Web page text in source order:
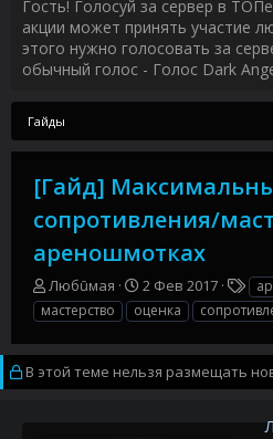
Гость! Голосуй за сервер в
акции может принять участие
этого нужно голосовать за
обычный голос - Голос Dark
Гайды
[Гайд]
сопротивления/
ареношмотках
А
в
т
о
Любūмая
Д
а
т
а
2 Фев 2017
Т
е
г
и
мастерство
оценка
В этой теме нельзя размещать